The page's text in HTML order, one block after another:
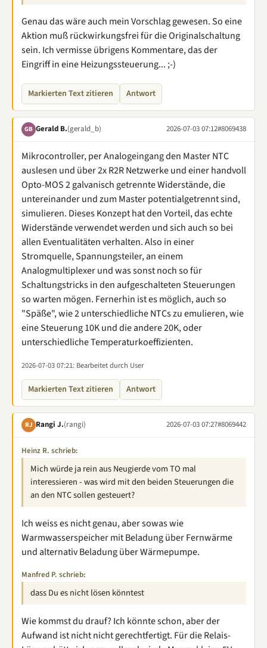
Genau das wäre auch mein Vorschlag gewesen. So eine
Aktion muß rückwirkungsfrei für die Originalschaltung
sein. Ich vermisse übrigens Kommentare, das der
Eingriff in eine Heizungssteuerung... ;-)
Markierten Text zitieren Antwort
GB Gerald B.(gerald_b) 2026-07-03 07:12#8069438
Mikrocontroller, per Analogeingang den Master NTC
auslesen und über 2x R2R Netzwerke und einer handvoll
Opto-MOS 2 galvanisch getrennte Widerstände, die
untereinander und zum Master potentialgetrennt sind,
simulieren. Dieses Konzept hat den Vorteil, das echte
Widerstände verwendet werden und sich auch so bei
allen Eventualitäten verhalten. Also in einer
Stromquelle, Spannungsteiler, an einem
Analogmultiplexer und was sonst noch so für
Schaltungstricks in den aufgeschalteten Steuerungen
so warten mögen. Fernerhin ist es möglich, auch so
"Späße", wie 2 unterschiedliche NTCs zu emulieren, wie
eine Steuerung 10K und die andere 20K, oder
unterschiedliche Temperaturkoeffizienten.
2026-07-03 07:21: Bearbeitet durch User
Markierten Text zitieren Antwort
RJ Rangi J.(rangi) 2026-07-03 07:27#8069442
Heinz R. schrieb:
Mich würde ja rein aus Neugierde vom TO mal
interessieren - was wird mit den beiden Steuerungen die
an den NTC sollen gesteuert?
Ich weiss es nicht genau, aber sowas wie
Warmwasserspeicher mit Beladung über Fernwärme
und alternativ Beladung über Wärmepumpe.
Manfred P. schrieb:
dass Du es nicht lösen könntest
Wie kommst du drauf? Ich könnte schon, aber der
Aufwand ist nicht nicht gerechtfertigt. Für die Relais-